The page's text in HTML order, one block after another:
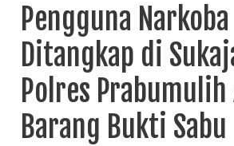
Pengguna Narkoba
Ditangkap di
Polres Prabumulih
Barang Bukti Sabu